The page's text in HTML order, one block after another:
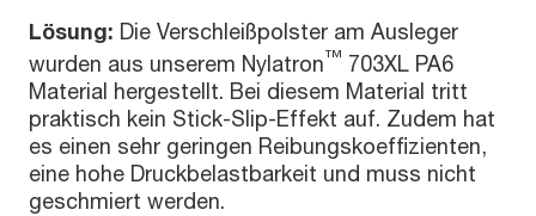
Lösung: Die Verschleißpolster am Ausleger
wurden aus unserem Nylatron™ 703XL PA6
Material hergestellt. Bei diesem Material tritt
praktisch kein Stick-Slip-Effekt auf. Zudem hat
es einen sehr geringen Reibungskoeffizienten,
eine hohe Druckbelastbarkeit und muss nicht
geschmiert werden.